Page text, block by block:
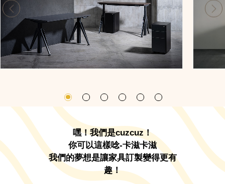
化
訂
做
家
台
業
務
嘿！我們是cuzcuz！
你可以這樣唸-卡滋卡滋
我們的夢想是讓家具訂製變得更有
趣！